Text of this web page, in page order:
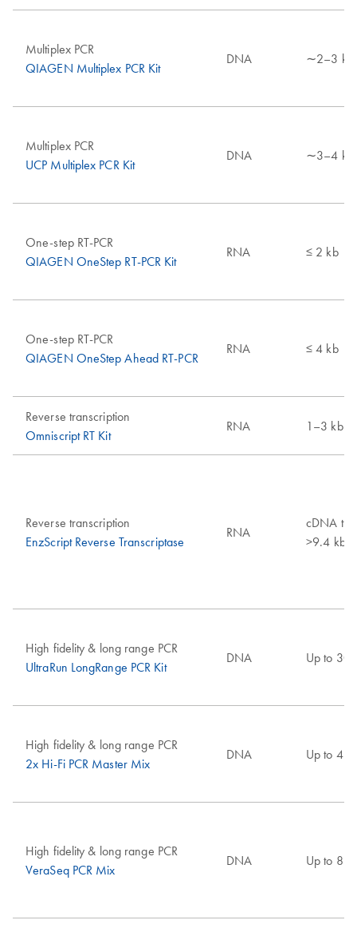
Multiplex PCR
QIAGEN Multiplex PCR Kit
DNA ∼2–3 kb
Multiplex PCR
UCP Multiplex PCR Kit
DNA ∼3–4 kb
One-step RT-PCR
QIAGEN OneStep RT-PCR Kit
RNA ≤ 2 kb
One-step RT-PCR
QIAGEN OneStep Ahead RT-PCR
RNA ≤ 4 kb
Reverse transcription
Omniscript RT Kit
RNA 1–3 kb
Reverse transcription
EnzScript Reverse Transcriptase
RNA
cDNA
>9.4 kb
High fidelity & long range PCR
UltraRun LongRange PCR Kit
DNA Up to 30
High fidelity & long range PCR
2x Hi-Fi PCR Master Mix
DNA Up to 4
High fidelity & long range PCR
VeraSeq PCR Mix
DNA Up to 8